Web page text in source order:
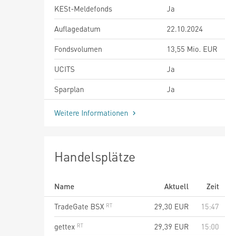
KESt-Meldefonds
Ja
Auflagedatum
22.10.2024
Fondsvolumen
13,55 Mio. EUR
UCITS
Ja
Sparplan
Ja
Weitere Informationen
Handelsplätze
Name Aktuell
Zeit
TradeGate BSX
29,30 EUR
15:47
gettex
29,39 EUR
15:00